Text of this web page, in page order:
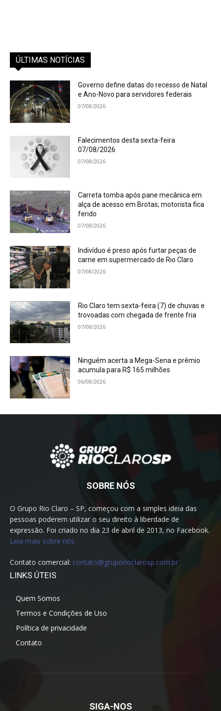
ÚLTIMAS NOTÍCIAS
Governo define datas do recesso de Natal
e Ano-Novo para servidores federais
07/08/2026
Falecimentos desta sexta-feira
07/08/2026
07/08/2026
Carreta tomba após pane mecânica em
alça de acesso em Brotas; motorista fica
ferido
07/08/2026
Indivíduo é preso após furtar peças de
carne em supermercado de Rio Claro
07/08/2026
Rio Claro tem sexta-feira (7) de chuvas e
trovoadas com chegada de frente fria
07/08/2026
Ninguém acerta a Mega-Sena e prêmio
acumula para R$ 165 milhões
06/08/2026
SOBRE NÓS
O Grupo Rio Claro – SP, começou com a simples ideia das
pessoas poderem utilizar o seu direito à liberdade de
expressão. Foi criado no dia 23 de abril de 2013, no Facebook.
Leia mais sobre nós
Contato comercial: contato@gruporioclarosp.com.br
LINKS ÚTEIS
Quem Somos
Termos e Condições de Uso
Política de privacidade
Contato
SIGA-NOS